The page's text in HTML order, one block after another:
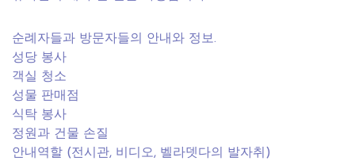
순례자들과 방문자들의 안내와 정보.
성당 봉사
객실 청소
성물 판매점
식탁 봉사
정원과 건물 손질
안내역할 (전시관, 비디오, 벨라뎃다의 발자취)